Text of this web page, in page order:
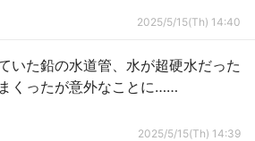
2025/5/15(Th) 14:40
いた鉛の水道管、水が超硬水だった
くったが意外なことに……
2025/5/15(Th) 14:39